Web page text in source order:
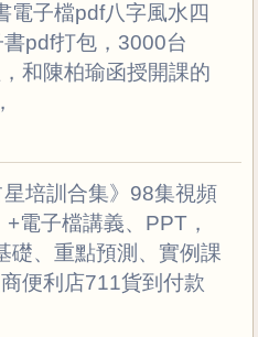
電子檔pdf八字風水四
pdf打包，3000台
和陳柏瑜函授開課的
培訓合集》98集視頻
+電子檔講義、PPT，
礎、重點預測、實例課
便利店711貨到付款